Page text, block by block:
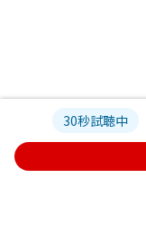
30秒試聴中